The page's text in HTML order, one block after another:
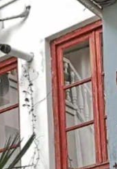
было
хотелось
что явно придется
бутылки просто